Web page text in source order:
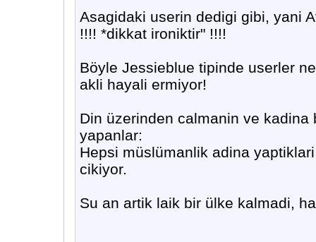
Asagidaki userin dedigi gibi, yani
!!!! *dikkat ironiktir" !!!!
Böyle Jessieblue tipinde userler
akli hayali ermiyor!
Din üzerinden calmanin ve
yapanlar:
Hepsi müslümanlik adina
cikiyor.
Su an artik laik bir ülke kalmadi,